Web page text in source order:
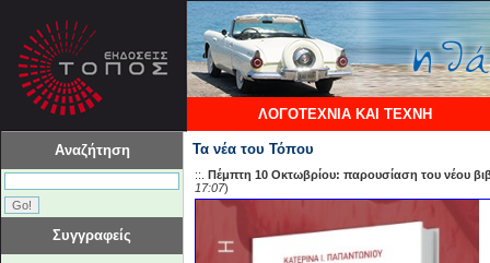
ΛΟΓΟΤΕΧΝΙΑ ΚΑΙ ΤΕΧΝΗ
Αναζήτηση
Συγγραφείς
Τα νέα του Τόπου
::. Πέμπτη 10 Οκτωβρίου: παρουσίαση του νέου
17:07)